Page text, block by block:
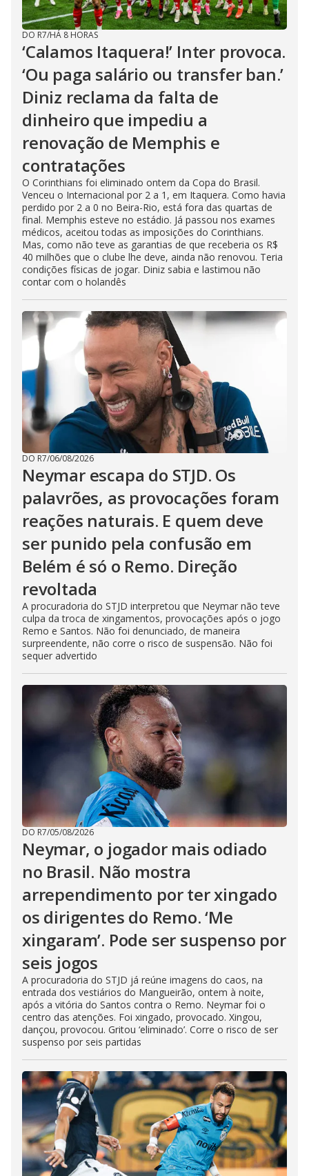
DO R7/HÁ 8 HORAS
‘Calamos Itaquera!’ Inter provoca.
‘Ou paga salário ou transfer ban.’
Diniz reclama da falta de
dinheiro que impediu a
renovação de Memphis e
contratações
O Corinthians foi eliminado ontem da Copa do Brasil.
Venceu o Internacional por 2 a 1, em Itaquera. Como havia
perdido por 2 a 0 no Beira-Rio, está fora das quartas de
final. Memphis esteve no estádio. Já passou nos exames
médicos, aceitou todas as imposições do Corinthians.
Mas, como não teve as garantias de que receberia os R$
40 milhões que o clube lhe deve, ainda não renovou. Teria
condições físicas de jogar. Diniz sabia e lastimou não
contar com o holandês
DO R7/06/08/2026
Neymar escapa do STJD. Os
palavrões, as provocações foram
reações naturais. E quem deve
ser punido pela confusão em
Belém é só o Remo. Direção
revoltada
A procuradoria do STJD interpretou que Neymar não teve
culpa da troca de xingamentos, provocações após o jogo
Remo e Santos. Não foi denunciado, de maneira
surpreendente, não corre o risco de suspensão. Não foi
sequer advertido
DO R7/05/08/2026
Neymar, o jogador mais odiado
no Brasil. Não mostra
arrependimento por ter xingado
os dirigentes do Remo. ‘Me
xingaram’. Pode ser suspenso por
seis jogos
A procuradoria do STJD já reúne imagens do caos, na
entrada dos vestiários do Mangueirão, ontem à noite,
após a vitória do Santos contra o Remo. Neymar foi o
centro das atenções. Foi xingado, provocado. Xingou,
dançou, provocou. Gritou ‘eliminado’. Corre o risco de ser
suspenso por seis partidas